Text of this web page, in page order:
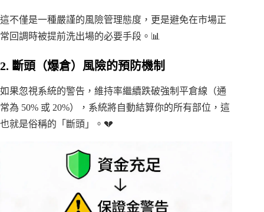
這不僅是一種嚴謹的風險管理態度，更是避免在市場正
常回調時被提前洗出場的必要手段。📊
2. 斷頭（爆倉）風險的預防機制
如果忽視系統的警告，維持率繼續跌破強制平倉線（通
常為 50% 或 20%），系統將自動結算你的所有部位，這
也就是俗稱的「斷頭」。💔